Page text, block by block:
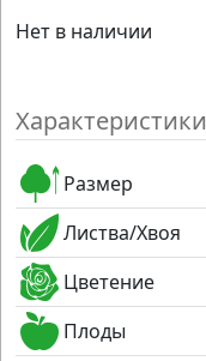
Нет в наличии
Характеристики
Размер
Листва/Хвоя
Цветение
Плоды